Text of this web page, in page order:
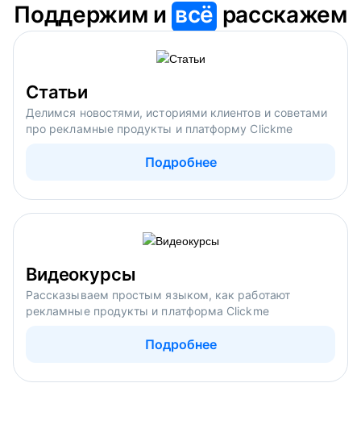
Поддержим ивсё расскажем
Статьи
Делимся новостями, историями клиентов и советами
про рекламные продукты и платформу Clickme
Подробнее
Видеокурсы
Рассказываем простым языком, как работают
рекламные продукты и платформа Clickme
Подробнее